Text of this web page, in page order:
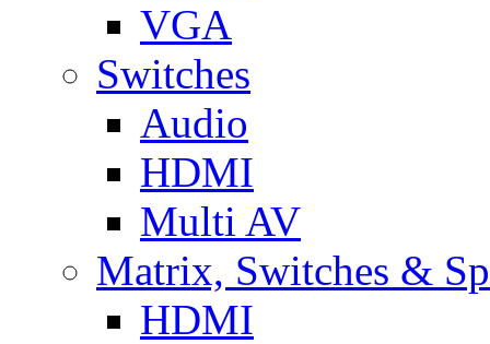
VGA
Switches
Audio
HDMI
Multi AV
Matrix, Switches &
HDMI